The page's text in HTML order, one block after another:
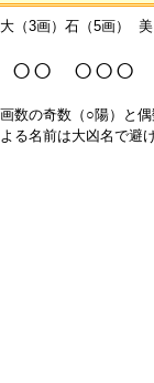
大（3画）石（5画） 美
○○ ○○○
画数の奇数（○陽）と
よる名前は大凶名で避